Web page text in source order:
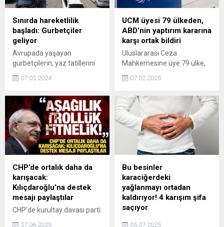
Sınırda hareketlilik
başladı: Gurbetçiler
geliyor
Avrupada yaşayan
gurbetçilerin, yaz tatillerini
geçirmek üzere Türkiyeye
gelişleri öncesi Edirnedeki
alınmaya başlandı.
07.05.2024
UCM üyesi 79 ülkeden,
ABD’nin yaptırım kararına
karşı ortak bildiri
Uluslararası Ceza
Mahkemesine üye 79 ülke,
ABD'nin Mahkemeye
yaptırım uygulama kararına
07.02.2025
CHP’de ortalık daha da
karışacak:
Kılıçdaroğlu’na destek
mesajı paylaştılar
CHP'de kurultay davası parti
27.06.2025
Bu besinler
karaciğerdeki
yağlanmayı ortadan
kaldırıyor! 4 karışım şifa
saçıyor
05.07.2025